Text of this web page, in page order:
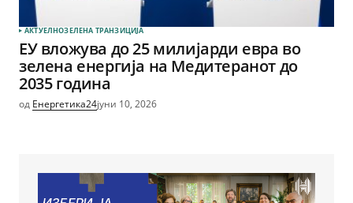
АКТУЕЛНОЗЕЛЕНА ТРАНЗИЦИЈА
ЕУ вложува до 25 милијарди евра во
зелена енергија на Медитеранот до
2035 година
од Енергетика24јуни 10, 2026